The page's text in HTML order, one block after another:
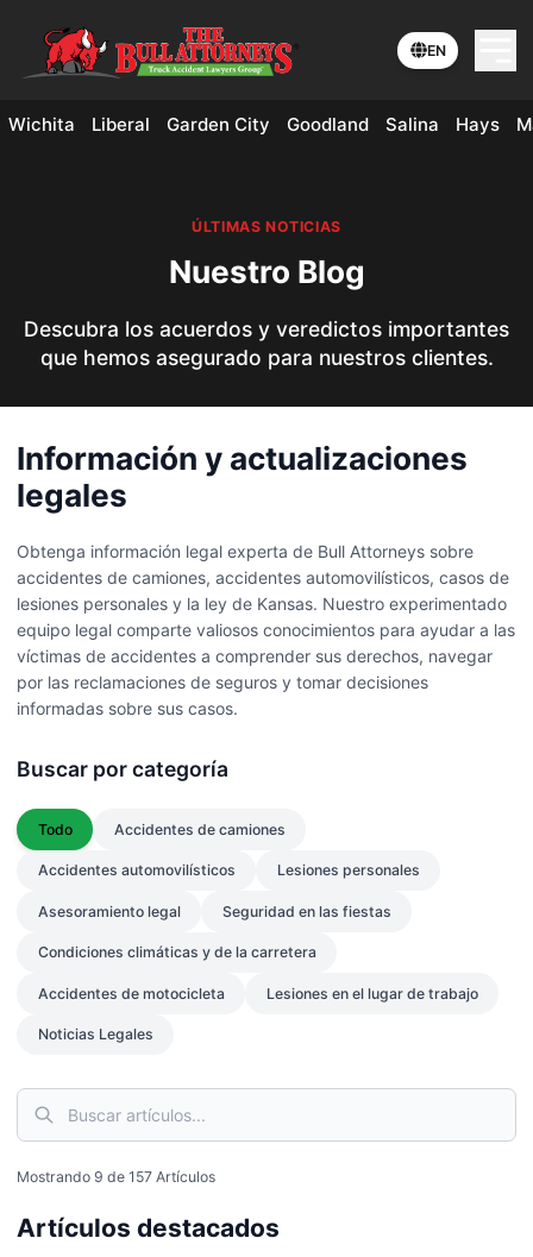
EN
Wichita Liberal Garden City Goodland Salina Hays
ÚLTIMAS NOTICIAS
Nuestro Blog
Descubra los acuerdos y veredictos importantes
que hemos asegurado para nuestros clientes.
Información y actualizaciones
legales
Obtenga información legal experta de Bull Attorneys sobre
accidentes de camiones, accidentes automovilísticos, casos de
lesiones personales y la ley de Kansas. Nuestro experimentado
equipo legal comparte valiosos conocimientos para ayudar a las
víctimas de accidentes a comprender sus derechos, navegar
por las reclamaciones de seguros y tomar decisiones
informadas sobre sus casos.
Buscar por categoría
Todo Accidentes de camiones
Accidentes automovilísticos Lesiones personales
Asesoramiento legal Seguridad en las fiestas
Condiciones climáticas y de la carretera
Accidentes de motocicleta Lesiones en el lugar de trabajo
Noticias Legales
Mostrando 9 de 157 Artículos
Artículos destacados